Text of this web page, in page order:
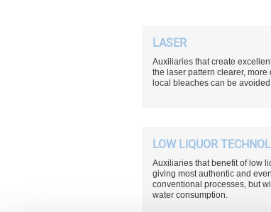
LASER
Auxiliaries that create
the laser pattern clearer,
local bleaches can be
LOW LIQUOR
Auxiliaries that benefit of low
giving most authentic and
conventional processes, but
water consumption.